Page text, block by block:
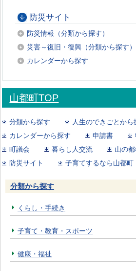
防災サイト
防災情報（分類から探す）
災害～復旧・復興（分類から探す）
カレンダーから探す
山都町TOP
分類から探す 人生のできごとから
カレンダーから探す
申請書
町議会
暮らし人交流
山の
防災サイト
子育てするなら山都町
分類から探す
くらし・手続き
子育て・教育・スポーツ
健康・福祉